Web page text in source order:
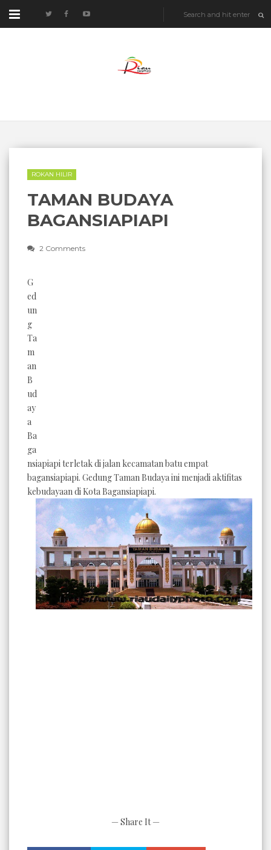
ROKAN HILIR
TAMAN BUDAYA
BAGANSIAPIAPI
2 Comments
G
ed
un
g
Ta
m
an
B
ud
ay
a
Ba
ga
nsiapiapi terletak dijalan kecamatan batu empat
bagansiapiapi. Gedung Taman Budaya ini menjadi aktifitas
kebudayaan di Kota Bagansiapiapi.
— Share It —